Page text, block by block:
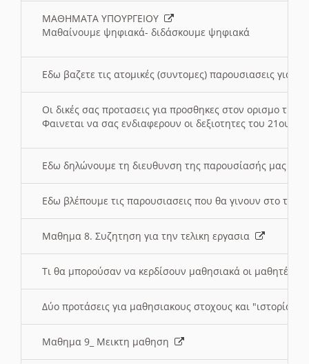
ΜΑΘΗΜΑΤΑ ΥΠΟΥΡΓΕΙΟΥ
Μαθαίνουμε ψηφιακά- διδάσκουμε ψηφιακά
Εδω βαζετε τις ατομικές (συντομες) παρουσιασεις για
Οι δικές σας προτασεις για προσθηκες στον ορισμο
Φαινεται να σας ενδιαφερουν οι δεξιοτητες του 21ου
Εδω δηλώνουμε τη διευθυνση της παρουσίασής μας
Εδω βλέπουμε τις παρουσιασεις που θα γινουν στο
Μαθημα 8. Συζητηση για την τελικη εργασια
Τι θα μπορούσαν να κερδίσουν μαθησιακά οι μαθητές/
Δύο προτάσεις για μαθησιακους στοχους και "ιστορία"
Μαθημα 9_ Μεικτη μαθηση